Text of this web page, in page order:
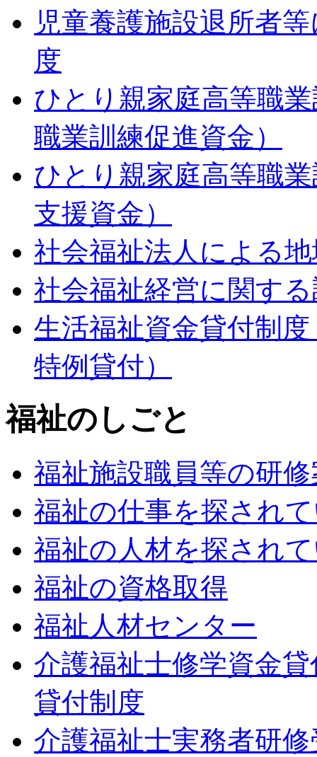
児童養護施設退所者
度
ひとり親家庭高等職
職業訓練促進資金）
ひとり親家庭高等職
支援資金）
社会福祉法人による
社会福祉経営に関す
生活福祉資金貸付制
特例貸付）
福祉のしごと
福祉施設職員等の研
福祉の仕事を探され
福祉の人材を探され
福祉の資格取得
福祉人材センター
介護福祉士修学資金
貸付制度
介護福祉士実務者研